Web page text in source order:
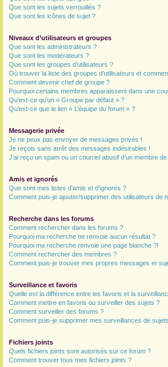
Que sont les sujets verrouillés ?
Que sont les icônes de sujet ?
Niveaux d’utilisateurs et groupes
Que sont les administrateurs ?
Que sont les modérateurs ?
Que sont les groupes d’utilisateurs ?
Où trouver la liste des groupes d’utilisateurs et
Comment devenir chef de groupe ?
Pourquoi certains membres apparaissent dans une
Qu’est-ce qu’un « Groupe par défaut » ?
Qu’est-ce que le lien « L’équipe du forum » ?
Messagerie privée
Je ne peux pas envoyer de messages privés !
Je reçois sans arrêt des messages indésirables !
J’ai reçu un spam ou un courriel abusif d’un membre
Amis et ignorés
Que sont mes listes d’amis et d’ignorés ?
Comment puis-je ajouter/supprimer des utilisateurs de
Recherche dans les forums
Comment rechercher dans les forums ?
Pourquoi ma recherche ne renvoie aucun résultat ?
Pourquoi ma recherche renvoie une page blanche ?!
Comment rechercher des membres ?
Comment puis-je trouver mes propres messages et
Surveillance et favoris
Quelle est la différence entre les favoris et la
Comment mettre en favoris ou surveiller des sujets ?
Comment surveiller des forums ?
Comment puis-je supprimer mes surveillances de
Fichiers joints
Quels fichiers joints sont autorisés sur ce forum ?
Comment trouver tous mes fichiers joints ?